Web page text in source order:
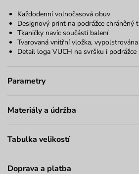
Každodenní volnočasová obuv
Designový print na podrážce chráněný
Tkaničky navíc součástí balení
Tvarovaná vnitřní vložka,
Detail loga VUCH na svršku i podrážce
Parametry
Materiály a údržba
Tabulka velikostí
Doprava a platba